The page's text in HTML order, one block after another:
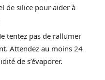
de silice pour aider à
tentez pas de rallumer
Attendez au moins 24
de s’évaporer.